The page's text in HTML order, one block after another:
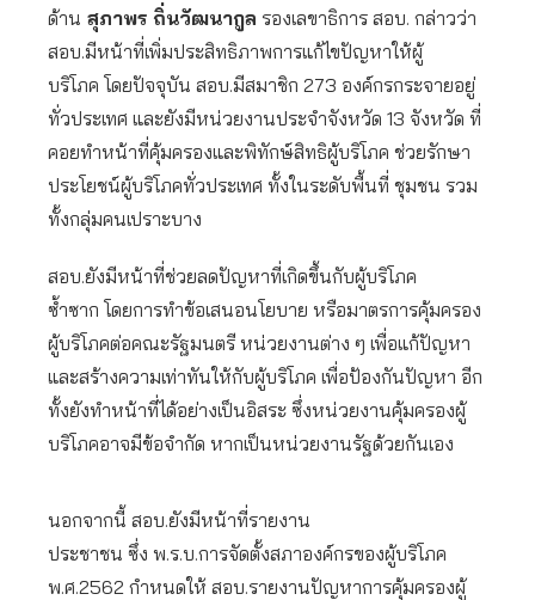
ด้าน สุภาพร ถิ่นวัฒนากูล รองเลขาธิการ สอบ. กล่าวว่า
สอบ.มีหน้าที่เพิ่มประสิทธิภาพการแก้ไขปัญหาให้ผู้
บริโภค โดยปัจจุบัน สอบ.มีสมาชิก 273 องค์กรกระจายอยู่
ทั่วประเทศ และยังมีหน่วยงานประจำจังหวัด 13 จังหวัด ที่
คอยทำหน้าที่คุ้มครองและพิทักษ์สิทธิผู้บริโภค ช่วยรักษา
ประโยชน์ผู้บริโภคทั่วประเทศ ทั้งในระดับพื้นที่ ชุมชน รวม
ทั้งกลุ่มคนเปราะบาง
สอบ.ยังมีหน้าที่ช่วยลดปัญหาที่เกิดขึ้นกับผู้บริโภค
ซ้ำซาก โดยการทำข้อเสนอนโยบาย หรือมาตรการคุ้มครอง
ผู้บริโภคต่อคณะรัฐมนตรี หน่วยงานต่าง ๆ เพื่อแก้ปัญหา
และสร้างความเท่าทันให้กับผู้บริโภค เพื่อป้องกันปัญหา อีก
ทั้งยังทำหน้าที่ได้อย่างเป็นอิสระ ซึ่งหน่วยงานคุ้มครองผู้
บริโภคอาจมีข้อจำกัด หากเป็นหน่วยงานรัฐด้วยกันเอง
นอกจากนี้ สอบ.ยังมีหน้าที่รายงาน
ประชาชน ซึ่ง พ.ร.บ.การจัดตั้งสภาองค์กรของผู้บริโภค
พ.ศ.2562 กำหนดให้ สอบ.รายงานปัญหาการคุ้มครองผู้